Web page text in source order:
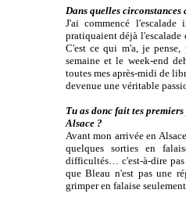
Dans quelles circonstances
J'ai commencé
pratiquaient déjà l'escalade
C'est ce qui m'a, je pense,
semaine et le week-end
toutes mes après-midi de
devenue une véritable
Tu as donc fait tes
Alsace ?
Avant mon arrivée en
quelques sorties en
difficultés… c'est-à-dire
que Bleau n'est pas une
grimper en falaise